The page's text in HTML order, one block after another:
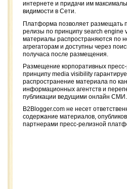
интернете и придачи им
видимости в Сети.
Платформа позволяет размещать
релизы по принципу search engine
материалы распространяются по
агрегаторам и доступны через
получаса после размещения.
Размещение корпоративных
принципу media visibility
распространение материала по
информационных агентств и
публикации ведущими онлайн СМИ.
B2Blogger.com не несет
содержание материалов,
партнерами пресс-релизной